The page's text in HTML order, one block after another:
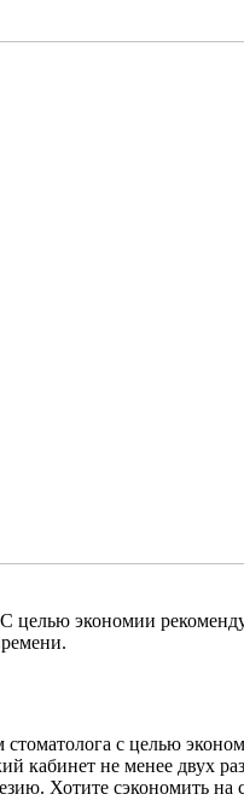
экономии
с целью
кабинет не менее двух
Хотите сэкономить на